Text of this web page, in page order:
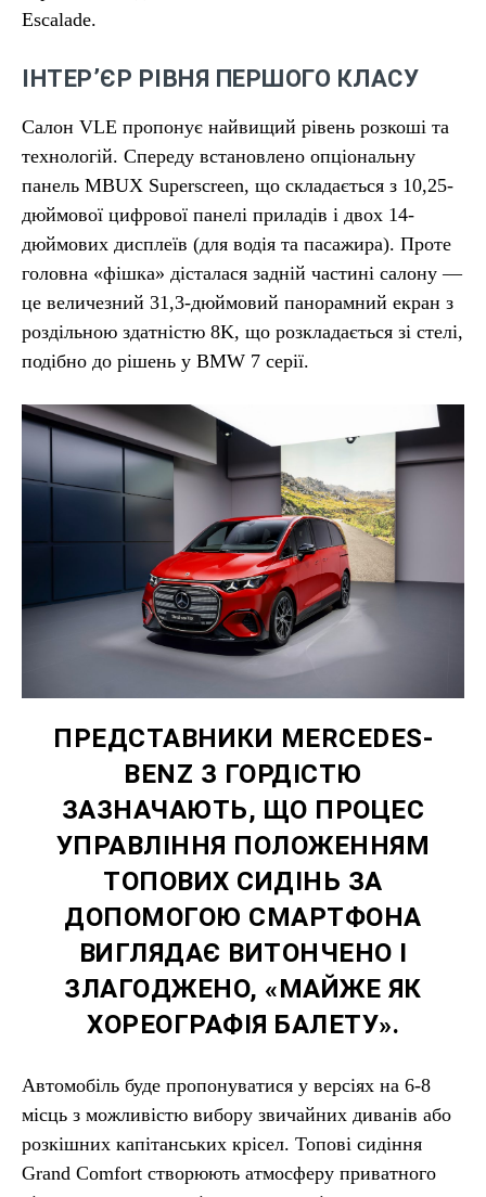
Escalade.
ІНТЕР’ЄР РІВНЯ ПЕРШОГО КЛАСУ
Салон VLE пропонує найвищий рівень розкоші та
технологій. Спереду встановлено опціональну
панель MBUX Superscreen, що складається з 10,25-
дюймової цифрової панелі приладів і двох 14-
дюймових дисплеїв (для водія та пасажира). Проте
головна «фішка» дісталася задній частині салону —
це величезний 31,3-дюймовий панорамний екран з
роздільною здатністю 8K, що розкладається зі стелі,
подібно до рішень у BMW 7 серії.
ПРЕДСТАВНИКИ MERCEDES-
BENZ З ГОРДІСТЮ
ЗАЗНАЧАЮТЬ, ЩО ПРОЦЕС
УПРАВЛІННЯ ПОЛОЖЕННЯМ
ТОПОВИХ СИДІНЬ ЗА
ДОПОМОГОЮ СМАРТФОНА
ВИГЛЯДАЄ ВИТОНЧЕНО І
ЗЛАГОДЖЕНО, «МАЙЖЕ ЯК
ХОРЕОГРАФІЯ БАЛЕТУ».
Автомобіль буде пропонуватися у версіях на 6-8
місць з можливістю вибору звичайних диванів або
розкішних капітанських крісел. Топові сидіння
Grand Comfort створюють атмосферу приватного